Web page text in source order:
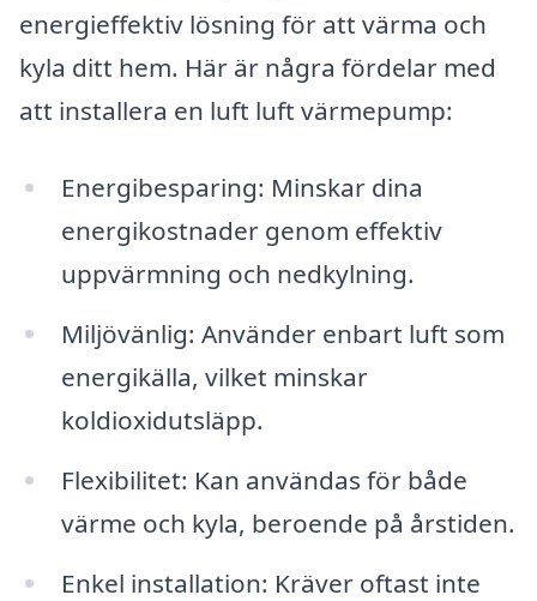
energieffektiv lösning för att värma och
kyla ditt hem. Här är några fördelar med
att installera en luft luft värmepump:
Energibesparing: Minskar dina
energikostnader genom effektiv
uppvärmning och nedkylning.
Miljövänlig: Använder enbart luft som
energikälla, vilket minskar
koldioxidutsläpp.
Flexibilitet: Kan användas för både
värme och kyla, beroende på årstiden.
Enkel installation: Kräver oftast inte